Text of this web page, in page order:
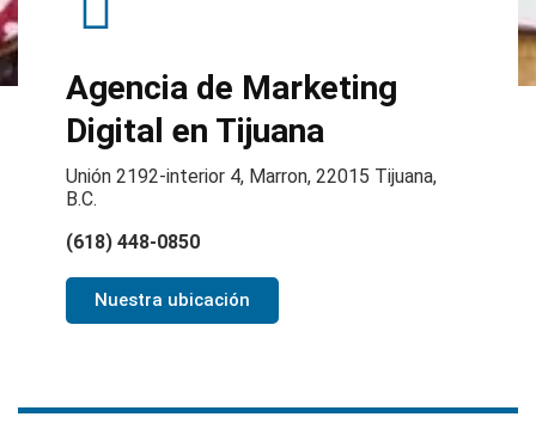
Agencia de Marketing
Digital en Tijuana
Unión 2192-interior 4, Marron, 22015 Tijuana,
B.C.
(618) 448-0850
Nuestra ubicación